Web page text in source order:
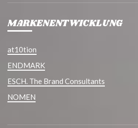
MARKENENTWICKLUNG
at10tion
ENDMARK
ESCH. The Brand Consultants
NOMEN